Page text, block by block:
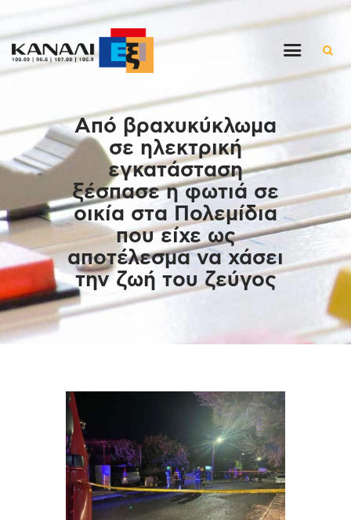
Από βραχυκύκλωμα
σε ηλεκτρική
εγκατάσταση
ξέσπασε η φωτιά σε
οικία στα Πολεμίδια
που είχε ως
αποτέλεσμα να χάσει
την ζωή του ζεύγος
Εκπομπές
Στον ρυθμό της μέρας
Ένθετα
Διαγωνισμοί/Live Links
Ποιοι είμαστε
Επικοινωνία